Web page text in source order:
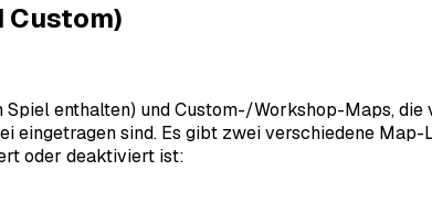
Custom)
enthalten) und Custom-/Workshop-Maps,
sind. Es gibt zwei verschiedene
oder deaktiviert ist: